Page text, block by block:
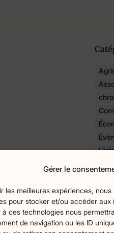
Gérer le
les meilleures expériences,
pour stocker et/ou accéder
à ces technologies nous
de navigation ou les ID